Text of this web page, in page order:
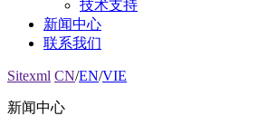
技术支持
新闻中心
联系我们
Sitexml CN/EN/VIE
新闻中心